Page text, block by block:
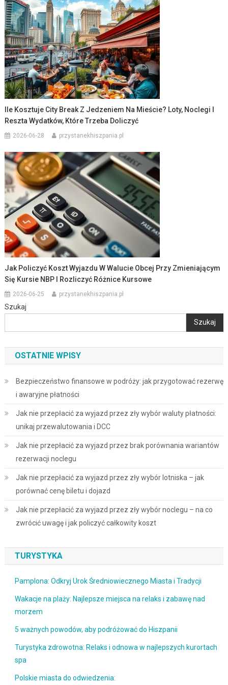
Ile Kosztuje City Break Z Jedzeniem Na Mieście? Loty, Noclegi I
Reszta Wydatków, Które Trzeba Doliczyć
2026-06-28 przystanekhiszpania.pl
Jak Policzyć Koszt Wyjazdu W Walucie Obcej Przy Zmieniającym
Się Kursie NBP I Rozliczyć Różnice Kursowe
2026-06-25 przystanekhiszpania.pl
Szukaj
Szukaj
OSTATNIE WPISY
Bezpieczeństwo finansowe w podróży: jak przygotować rezerwę
i awaryjne płatności
Jak nie przepłacić za wyjazd przez zły wybór waluty płatności:
unikaj przewalutowania i DCC
Jak nie przepłacić za wyjazd przez brak porównania wariantów
rezerwacji noclegu
Jak nie przepłacić za wyjazd przez zły wybór lotniska – jak
porównać cenę biletu i dojazd
Jak nie przepłacić za wyjazd przez zły wybór noclegu – na co
zwrócić uwagę i jak policzyć całkowity koszt
TURYSTYKA
Pamplona: Odkryj Urok Średniowiecznego Miasta i Tradycji
Wakacje na plaży: Najlepsze miejsca na relaks i zabawę nad
morzem
5 ważnych powodów, aby podróżować do Hiszpanii
Turystyka zdrowotna: Relaks i odnowa w najlepszych kurortach
spa
Polskie miasta do odwiedzenia: